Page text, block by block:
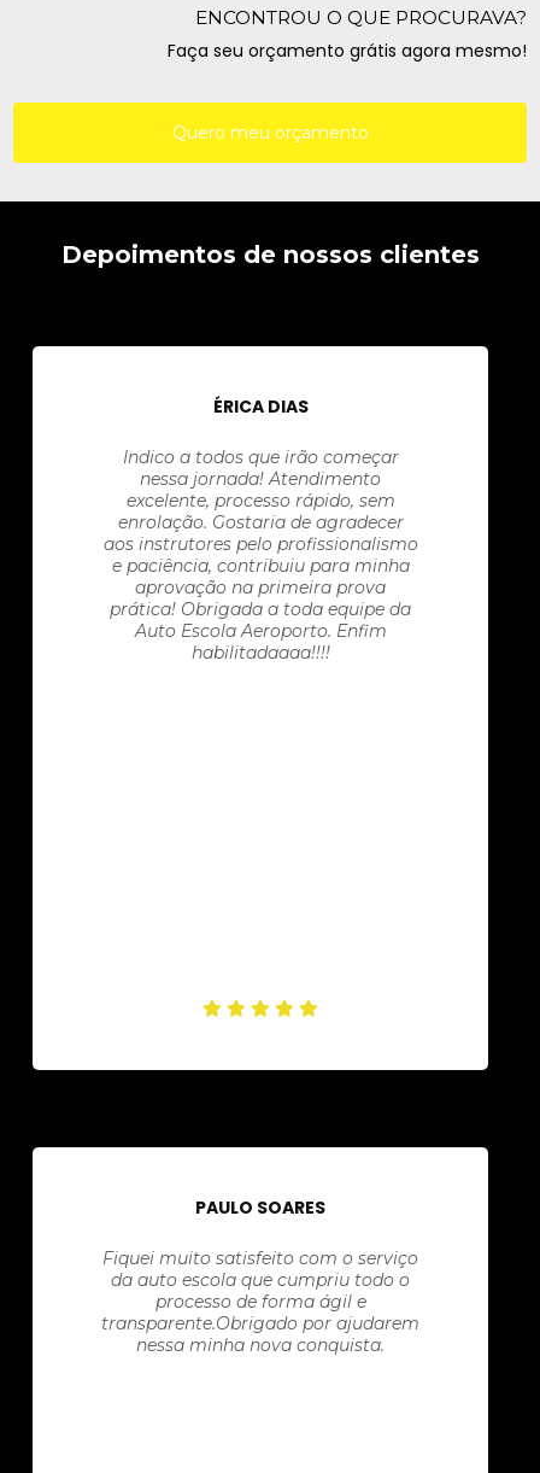
ENCONTROU O QUE PROCURAVA?
Faça seu orçamento grátis agora mesmo!
Quero meu orçamento
Depoimentos de nossos clientes
ÉRICA DIAS
Indico a todos que irão começar
nessa jornada! Atendimento
excelente, processo rápido, sem
enrolação. Gostaria de agradecer
aos instrutores pelo profissionalismo
e paciência, contribuiu para minha
aprovação na primeira prova
prática! Obrigada a toda equipe da
Auto Escola Aeroporto. Enfim
habilitadaaaa!!!!
PAULO SOARES
Fiquei muito satisfeito com o serviço
da auto escola que cumpriu todo o
processo de forma ágil e
transparente.Obrigado por ajudarem
nessa minha nova conquista.